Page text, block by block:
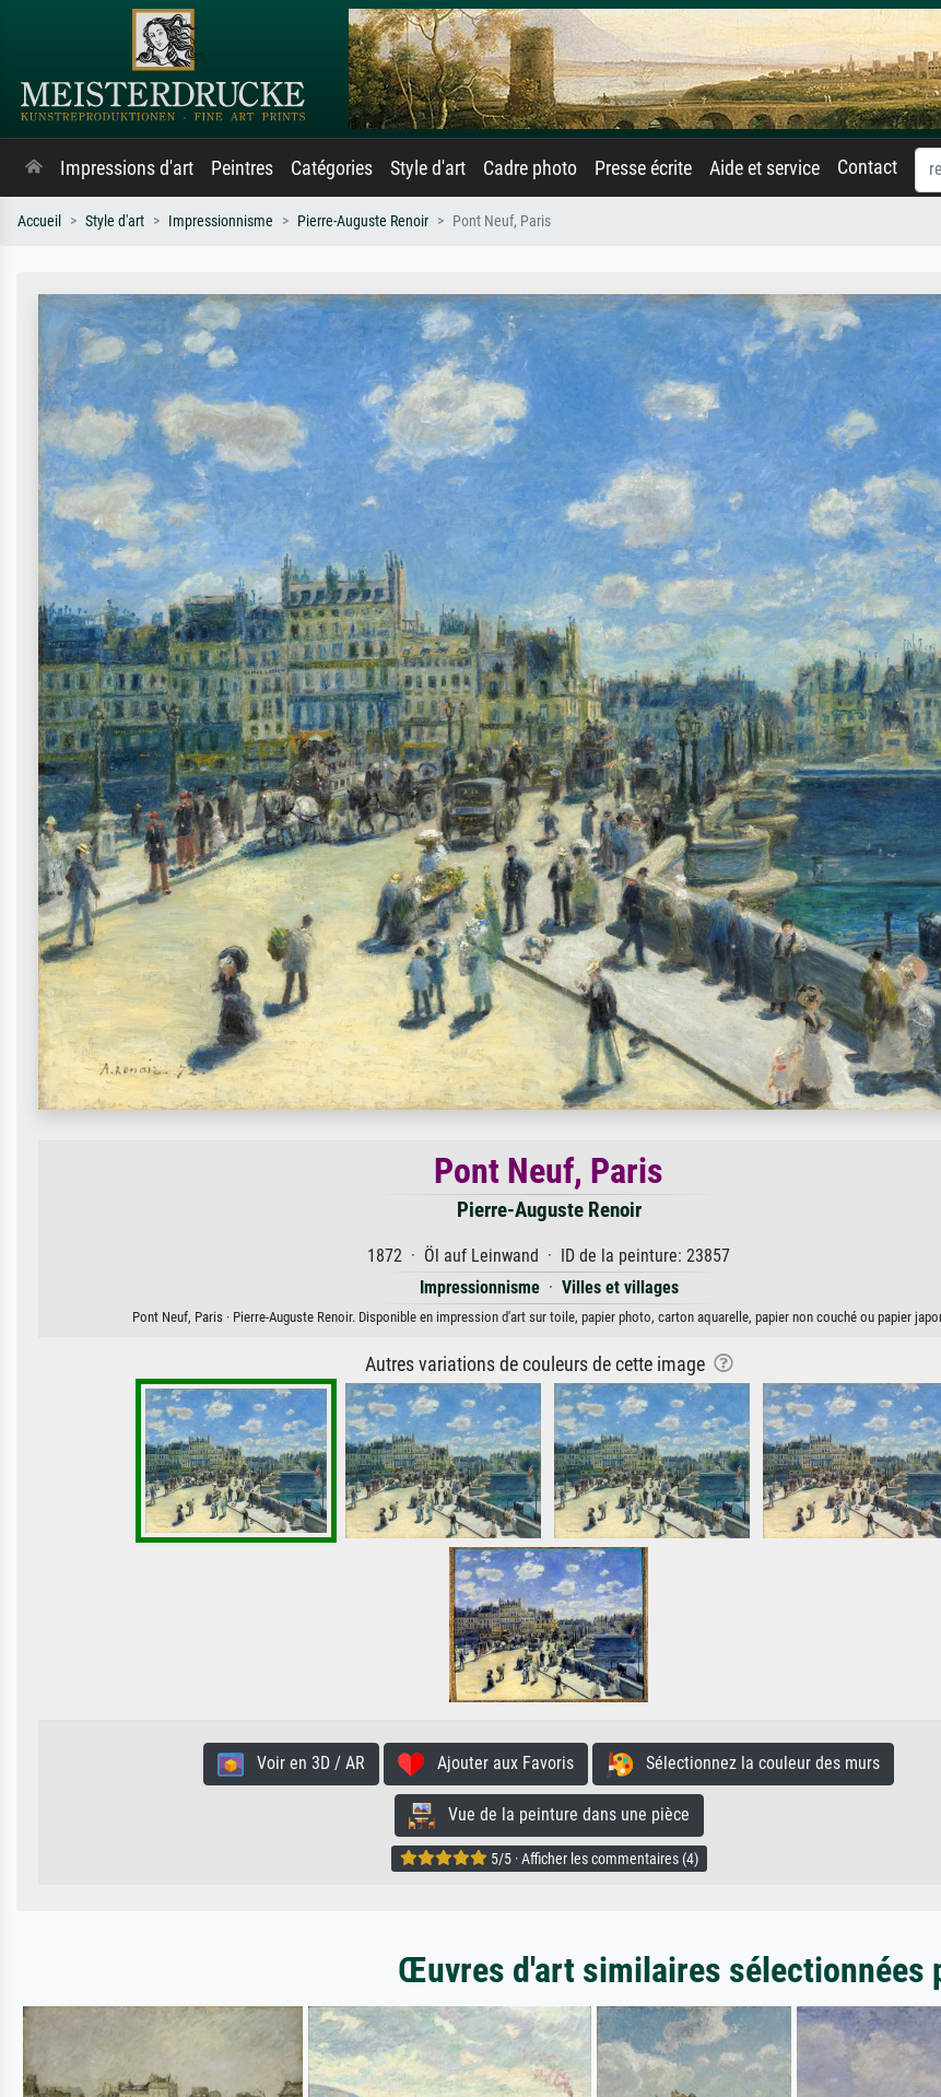
Impressions d'art Peintres Catégories Style d'art Cadre photo Presse écrite Aide et service Contact
Accueil Style d'art Impressionnisme Pierre-Auguste Renoir Pont Neuf, Paris
Pont Neuf, Paris
Pierre-Auguste Renoir
1872 · Öl auf Leinwand · ID de la peinture: 23857
Impressionnisme· Villes et villages
Pont Neuf, Paris · Pierre-Auguste Renoir. Disponible en impression d'art sur toile, papier photo, carton aquarelle, papier non couché ou papier
Autres variations de couleurs de cette image
Voir en 3D / AR Ajouter aux Favoris Sélectionnez la couleur des murs
Vue de la peinture dans une pièce
5/5 · Afficher les commentaires (4)
Œuvres d'art similaires sélectionnées